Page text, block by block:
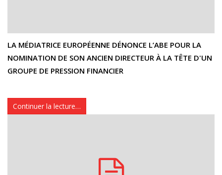
LA MÉDIATRICE EUROPÉENNE DÉNONCE L’ABE POUR LA
NOMINATION DE SON ANCIEN DIRECTEUR À LA TÊTE D'UN
GROUPE DE PRESSION FINANCIER
Continuer la lecture…